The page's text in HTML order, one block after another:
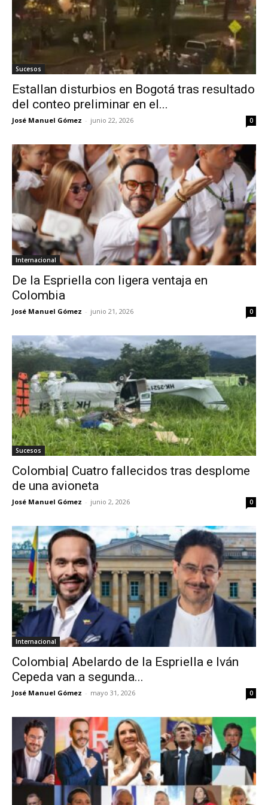
Sucesos
Estallan disturbios en Bogotá tras resultado
del conteo preliminar en el...
José Manuel Gómez - junio 22, 2026 0
Internacional
De la Espriella con ligera ventaja en
Colombia
José Manuel Gómez - junio 21, 2026 0
Sucesos
Colombia| Cuatro fallecidos tras desplome
de una avioneta
José Manuel Gómez - junio 2, 2026 0
Internacional
Colombia| Abelardo de la Espriella e Iván
Cepeda van a segunda...
José Manuel Gómez - mayo 31, 2026 0